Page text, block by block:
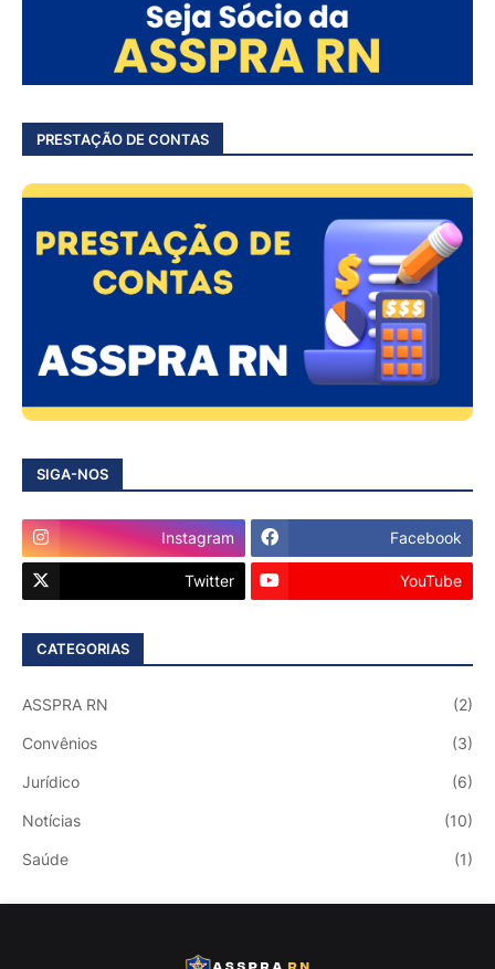
PRESTAÇÃO DE CONTAS
SIGA-NOS
Instagram Facebook
Twitter YouTube
CATEGORIAS
ASSPRA RN (2)
Convênios (3)
Jurídico (6)
Notícias (10)
Saúde (1)